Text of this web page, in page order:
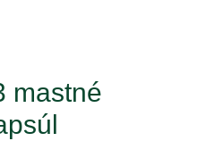
mastné